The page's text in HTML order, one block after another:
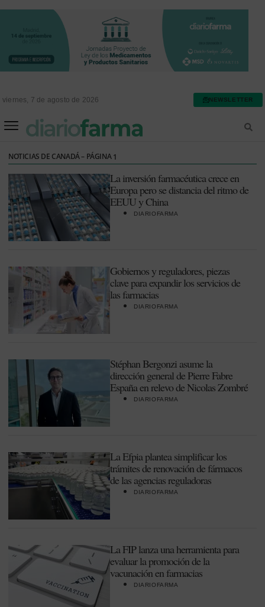
viernes, 7 de agosto de 2026 NEWSLETTER
NOTICIAS DE CANADÁ – PÁGINA1
La inversión farmacéutica crece en
Europa pero se distancia del ritmo de
EEUU y China
DIARIOFARMA
Gobiernos y reguladores, piezas
clave para expandir los servicios de
las farmacias
DIARIOFARMA
Stéphan Bergonzi asume la
dirección general de Pierre Fabre
España en relevo de Nicolas Zombré
DIARIOFARMA
La Efpia plantea simplificar los
trámites de renovación de fármacos
de las agencias reguladoras
DIARIOFARMA
La FIP lanza una herramienta para
evaluar la promoción de la
vacunación en farmacias
DIARIOFARMA